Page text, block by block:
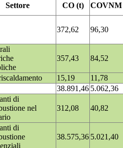
Settore CO (t)
COVNM
372,62 96,30
357,43 84,52
15,19
11,78
38.891,46 5.062,36
di
nel
312,08 40,82
di
38.575,36 5.021,40